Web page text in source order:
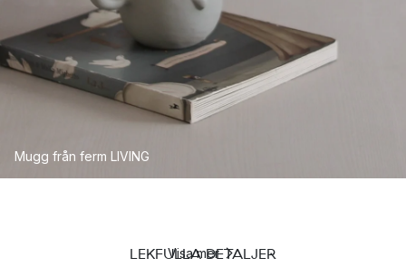
Mugg från ferm LIVING
LEKFULLA DETALJER
Visa mer